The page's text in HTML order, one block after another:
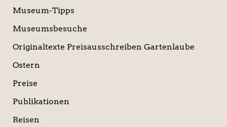
Museum-Tipps
Museumsbesuche
Originaltexte Preisausschreiben Gartenlaube
Ostern
Preise
Publikationen
Reisen